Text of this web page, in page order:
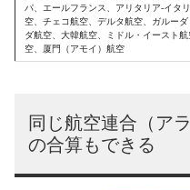
パ、エールフランス、アリタリア-イタ
空、チェコ航空、デルタ航空、ガルー
ダ航空、大韓航空、ミドル・イースト
空、厦門（アモイ）航空
同じ航空連合（ア
の合算もできる